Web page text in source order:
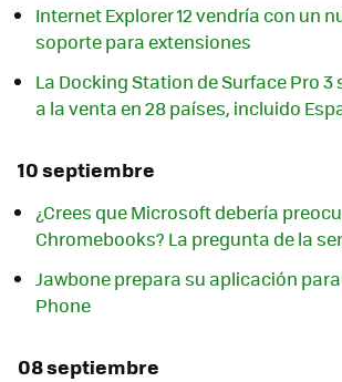
Internet Explorer 12 vendría con un
soporte para extensiones
La Docking Station de Surface Pro
a la venta en 28 países, incluido
10 septiembre
¿Crees que Microsoft debería
Chromebooks? La pregunta de la
Jawbone prepara su aplicación
Phone
08 septiembre